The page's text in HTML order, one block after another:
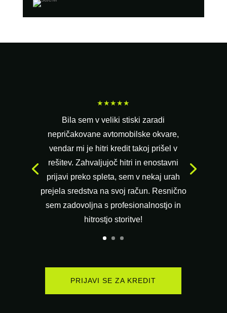
★★★★★
Bila sem v veliki stiski zaradi
nepričakovane avtomobilske okvare,
vendar mi je hitri kredit takoj prišel v
rešitev. Zahvaljujoč hitri in enostavni
prijavi preko spleta, sem v nekaj urah
prejela sredstva na svoj račun. Resnično
sem zadovoljna s profesionalnostjo in
hitrostjo storitve!
PRIJAVI SE ZA KREDIT